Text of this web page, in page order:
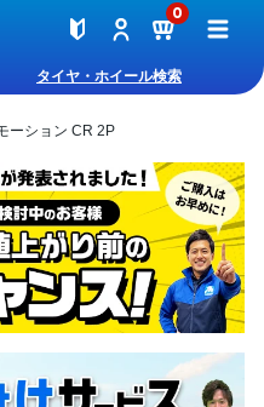
0
タイヤ・ホイール検索
ーション CR 2P